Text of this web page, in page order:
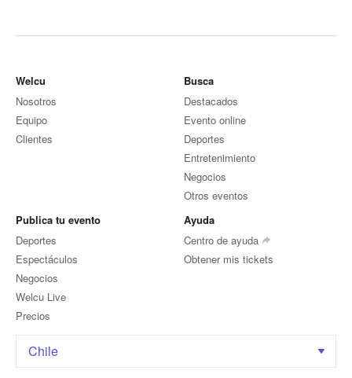
Welcu
Nosotros
Equipo
Clientes
Busca
Destacados
Evento online
Deportes
Entretenimiento
Negocios
Otros eventos
Publica tu evento
Deportes
Espectáculos
Negocios
Welcu Live
Precios
Ayuda
Centro de ayuda
Obtener mis tickets
Chile